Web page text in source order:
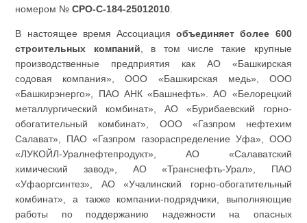
номером №СРО-С-184-25012010
В настоящее время Ассоциацияобъединяет более 600
строительных компаний , в том числе такие крупные
производственные предприятия как АО «Башкирская
содовая компания», ООО «Башкирская медь», ООО
«Башкирэнерго», ПАО АНК «Башнефть». АО «Белорецкий
металлургический комбинат», АО «Бурибаевский горно-
обогатительный комбинат», ООО «Газпром нефтехим
Салават», ПАО «Газпром газораспределение Уфа», ООО
«ЛУКОЙЛ-Уралнефтепродукт», АО «Салаватский
химический завод», АО «Транснефть-Урал», ПАО
«Уфаоргсинтез», АО «Учалинский горно-обогатительный
комбинат», а также компании-подрядчики, выполняющие
работы по поддержанию надежности на опасных